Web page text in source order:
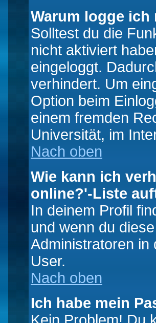
Warum logge
Solltest du die
nicht aktiviert
eingeloggt.
verhindert. Um
Option beim
einem fremden
Universität, im
Nach oben
Wie kann ich
online?'-Liste
In deinem Profil
und wenn du
Administratoren in
User.
Nach oben
Ich habe mein